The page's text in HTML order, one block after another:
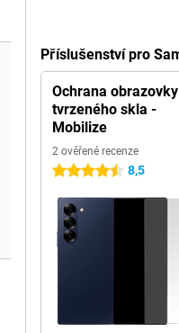
Příslušenství pro
Ochrana
tvrzeného skla -
Mobilize
2 ověřené recenze
4.5 hvězdičky8,5